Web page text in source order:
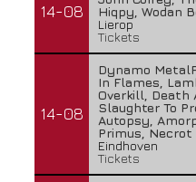
14-08
Hiqpy, Wodan
Lierop
Tickets
14-08
Dynamo
In Flames,
Overkill, Death
Slaughter To
Autopsy,
Primus, Necrot
Eindhoven
Tickets